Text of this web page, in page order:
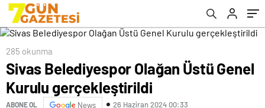
285 okunma
Sivas Belediyespor Olağan Üstü Genel
Kurulu gerçekleştirildi
ABONE OL News 26 Haziran 2024 00:33